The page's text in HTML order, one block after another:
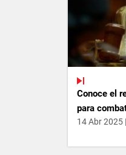
Conoce el
para
14 Abr 2025